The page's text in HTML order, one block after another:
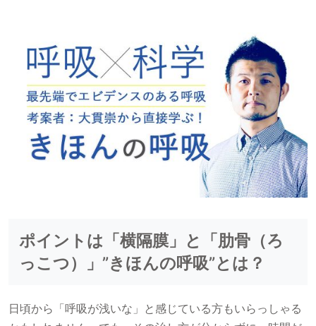
ポイントは「横隔膜」と「肋骨（ろ
っこつ）」”きほんの呼吸”とは？
日頃から「呼吸が浅いな」と感じている方もいらっしゃる